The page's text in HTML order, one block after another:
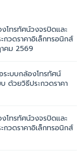
งโทรทัศน์วงจรปิดและ
วดราคาอิเล็กทรอนิกส์
คม 2569
ระบบกล้องโทรทัศน์
ด้วยวิธีประกวดราคา
งโทรทัศน์วงจรปิดและ
วดราคาอิเล็กทรอนิกส์